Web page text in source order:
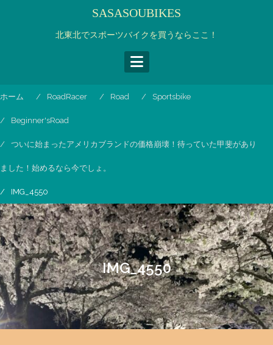
キ
プ
SASASOUBIKES
北東北でスポーツバイクを買うならここ！
ホーム RoadRacer Road Sportsbike
Beginner'sRoad
ついに始まったアメリカブランドの価格崩壊！待っていた甲斐があり
ました！始めるなら今でしょ。
IMG_4550
IMG_4550